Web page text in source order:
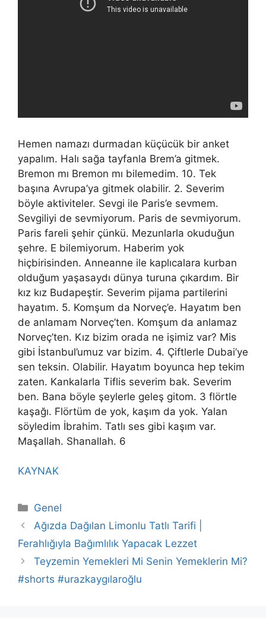
Hemen namazı durmadan küçücük bir anket
yapalım. Halı sağa tayfanla Brem’a gitmek.
Bremon mı Bremon mı bilemedim. 10. Tek
başına Avrupa’ya gitmek olabilir. 2. Severim
böyle aktiviteler. Sevgi ile Paris’e sevmem.
Sevgiliyi de sevmiyorum. Paris de sevmiyorum.
Paris fareli şehir çünkü. Mezunlarla okuduğun
şehre. E bilemiyorum. Haberim yok
hiçbirisinden. Anneanne ile kaplıcalara kurban
olduğum yaşasaydı dünya turuna çıkardım. Bir
kız kız Budapeştir. Severim pijama partilerini
hayatım. 5. Komşum da Norveç’e. Hayatım ben
de anlamam Norveç’ten. Komşum da anlamaz
Norveç’ten. Kız bizim orada ne işimiz var? Mis
gibi İstanbul’umuz var bizim. 4. Çiftlerle Dubai’ye
sen teksin. Olabilir. Hayatım boyunca hep tekim
zaten. Kankalarla Tiflis severim bak. Severim
ben. Bana böyle şeylerle geleş gitom. 3 flörtle
kaşağı. Flörtüm de yok, kaşım da yok. Yalan
söyledim İbrahim. Tatlı ses gibi kaşım var.
Maşallah. Shanallah. 6
KAYNAK
Kategoriler
Genel
Ağızda Dağılan Limonlu Tatlı Tarifi |
Ferahlığıyla Bağımlılık Yapacak Lezzet
Teyzemin Yemekleri Mi Senin Yemeklerin Mi?
#shorts #urazkaygılaroğlu